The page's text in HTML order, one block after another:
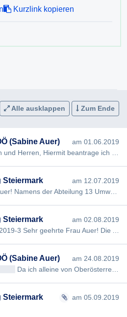
Kurzlink kopieren
Alle ausklappen Zum Ende
(Sabine Auer)
am 01.06.2019
Steiermark
am 12.07.2019
Steiermark
am 02.08.2019
(Sabine Auer)
am 24.08.2019
Da ich alleine von Oberösterreich weiß, dass es täglich, mehrere neue Zuchtanmeldungen gi…
Steiermark
am 05.09.2019